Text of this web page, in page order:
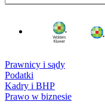
Prawnicy i sądy
Podatki
Kadry i BHP
Prawo w biznesie